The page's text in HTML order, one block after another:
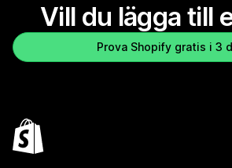
Vill du lägga till
Prova Shopify gratis i 3